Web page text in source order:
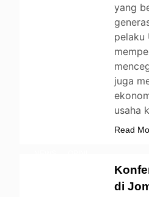
yang
pelaku
juga
usaha
Read
di